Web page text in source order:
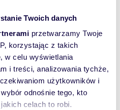
Twoich danych
przetwarzamy Twoje
korzystając z takich
w celu wyświetlania
i treści, analizowania tychże,
użytkowników i
odnośnie tego, kto
celach to robi.
I BU...